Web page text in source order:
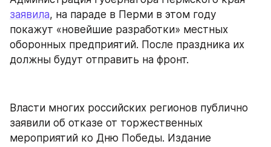
заявила, на параде в Перми в этом году
покажут «новейшие разработки» местных
оборонных предприятий. После праздника их
должны будут отправить на фронт.
Власти многих российских регионов публично
заявили об отказе от торжественных
мероприятий ко Дню Победы. Издание